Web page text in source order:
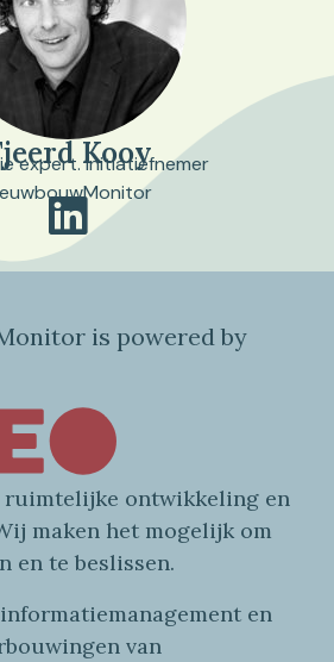
Kooy
expert. Initiatiefnemer
is powered by
ruimtelijke ontwikkeling en
maken het mogelijk om
en te beslissen.
informatiemanagement en
van